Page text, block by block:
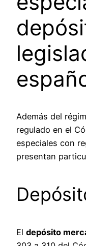
Además del
regulado en el
especiales con
presentan
El depósito